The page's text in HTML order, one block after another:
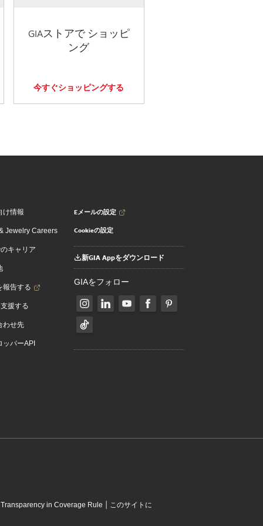
GIAストアで ショッピ
ング
今すぐショッピングする
け情報
Jewelry Careers
キャリア
報告する
援する
わせ先
ッパーAPI
Eメールの設定
Cookieの設定
新GIA Appをダウンロード
GIAをフォロー
Transparency in Coverage Rule | このサイトに